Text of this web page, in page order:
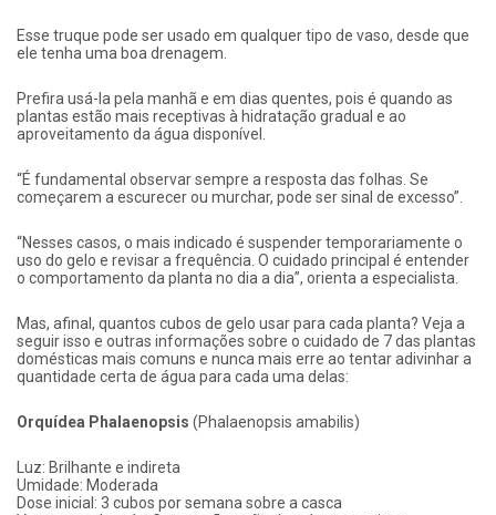
Esse truque pode ser usado em qualquer tipo de vaso, desde que
ele tenha uma boa drenagem.
Prefira usá-la pela manhã e em dias quentes, pois é quando as
plantas estão mais receptivas à hidratação gradual e ao
aproveitamento da água disponível.
“É fundamental observar sempre a resposta das folhas. Se
começarem a escurecer ou murchar, pode ser sinal de excesso”.
“Nesses casos, o mais indicado é suspender temporariamente o
uso do gelo e revisar a frequência. O cuidado principal é entender
o comportamento da planta no dia a dia”, orienta a especialista.
Mas, afinal, quantos cubos de gelo usar para cada planta? Veja a
seguir isso e outras informações sobre o cuidado de 7 das plantas
domésticas mais comuns e nunca mais erre ao tentar adivinhar a
quantidade certa de água para cada uma delas:
Orquídea Phalaenopsis (Phalaenopsis amabilis)
Luz: Brilhante e indireta
Umidade: Moderada
Dose inicial: 3 cubos por semana sobre a casca